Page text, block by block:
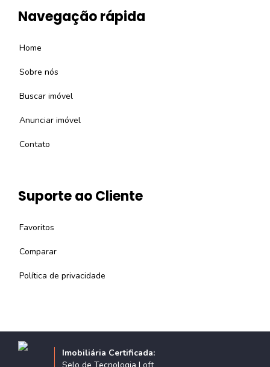
Navegação rápida
Home
Sobre nós
Buscar imóvel
Anunciar imóvel
Contato
Suporte ao Cliente
Favoritos
Comparar
Política de privacidade
Imobiliária Certificada: